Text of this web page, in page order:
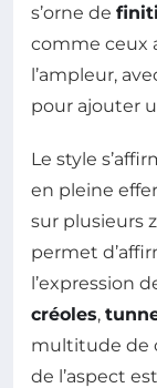
s’orne de
comme ceux
l’ampleur,
pour ajouter
Le style
en pleine
sur plusieurs
permet
l’expression
créoles,
multitude de
de l’aspect